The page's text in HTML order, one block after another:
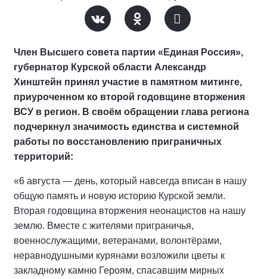
Член Высшего совета партии «Единая Россия»,
губернатор Курской области Александр
Хинштейн принял участие в памятном митинге,
приуроченном ко второй годовщине вторжения
ВСУ в регион. В своём обращении глава региона
подчеркнул значимость единства и системной
работы по восстановлению приграничных
территорий:
«6 августа — день, который навсегда вписан в нашу
общую память и новую историю Курской земли.
Вторая годовщина вторжения неонацистов на нашу
землю. Вместе с жителями приграничья,
военнослужащими, ветеранами, волонтёрами,
неравнодушными курянами возложили цветы к
закладному камню Героям, спасавшим мирных